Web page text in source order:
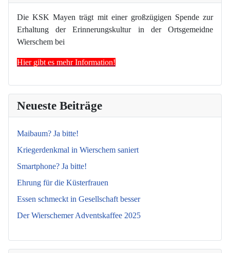
Die KSK Mayen trägt mit einer großzügigen Spende zur
Erhaltung der Erinnerungskultur in der Ortsgemeidne
Wierschem bei
Hier gibt es mehr Information!
Neueste Beiträge
Maibaum? Ja bitte!
Kriegerdenkmal in Wierschem saniert
Smartphone? Ja bitte!
Ehrung für die Küsterfrauen
Essen schmeckt in Gesellschaft besser
Der Wierschemer Adventskaffee 2025